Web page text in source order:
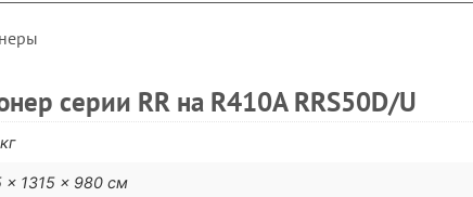
серии RR на R410A RRS50D/U
× 1315 × 980 см